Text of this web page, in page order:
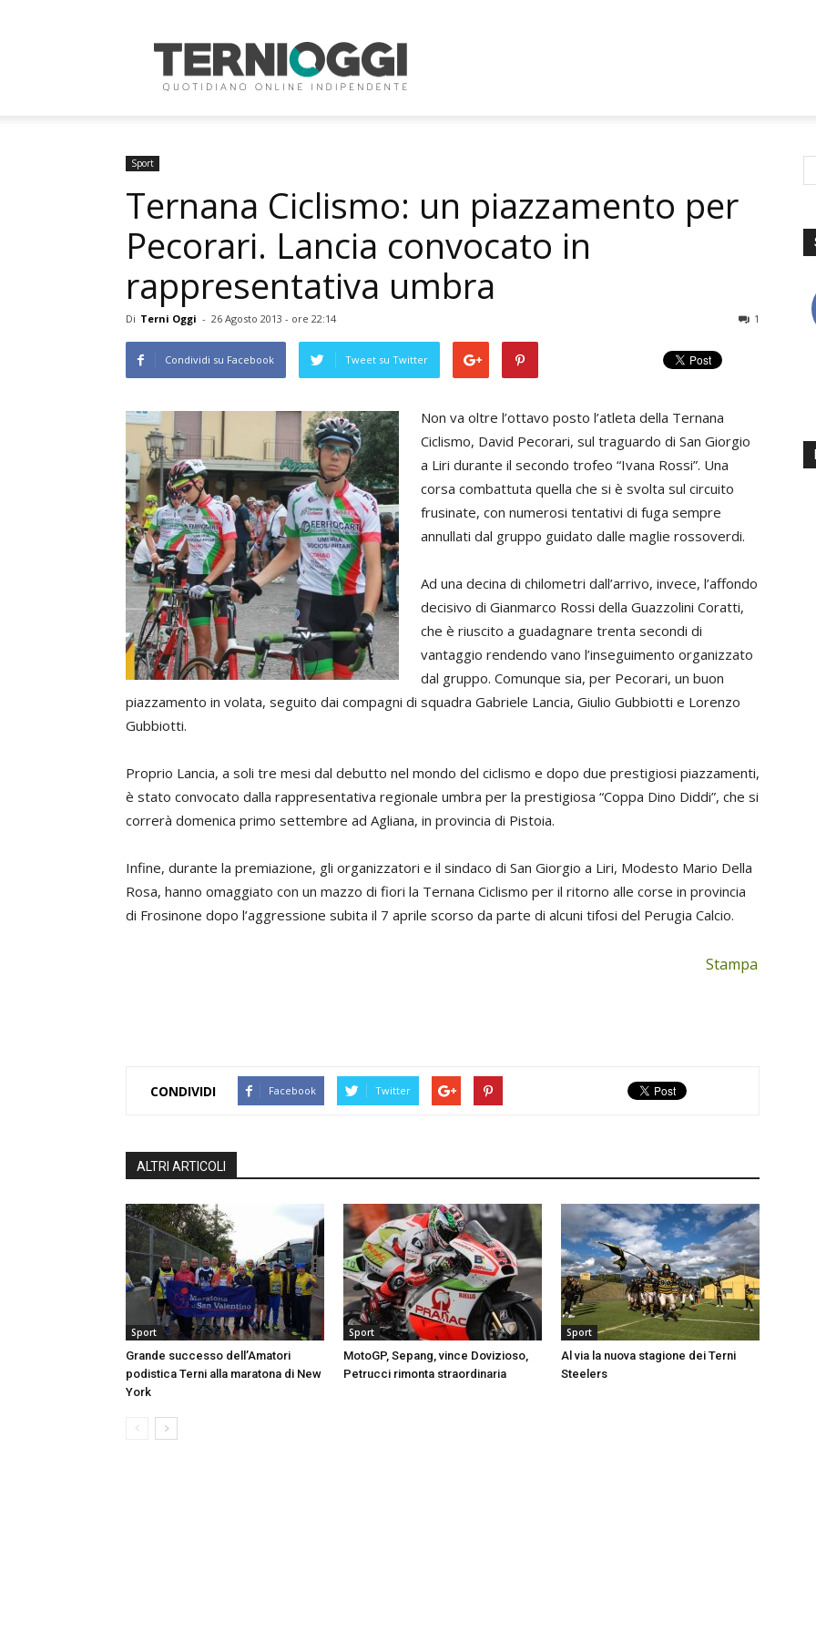
Oggi
Sport
Ternana Ciclismo: un piazzamento per
Pecorari. Lancia convocato in
rappresentativa umbra
Di Terni Oggi - 26 Agosto 2013 - ore 22:14 1
Condividi su Facebook Tweet su Twitter
Non va oltre l’ottavo posto l’atleta della Ternana
Ciclismo, David Pecorari, sul traguardo di San Giorgio
a Liri durante il secondo trofeo “Ivana Rossi”. Una
corsa combattuta quella che si è svolta sul circuito
frusinate, con numerosi tentativi di fuga sempre
annullati dal gruppo guidato dalle maglie rossoverdi.
Ad una decina di chilometri dall’arrivo, invece, l’affondo
decisivo di Gianmarco Rossi della Guazzolini Coratti,
che è riuscito a guadagnare trenta secondi di
vantaggio rendendo vano l’inseguimento organizzato
dal gruppo. Comunque sia, per Pecorari, un buon
piazzamento in volata, seguito dai compagni di squadra Gabriele Lancia, Giulio Gubbiotti e Lorenzo
Gubbiotti.
Proprio Lancia, a soli tre mesi dal debutto nel mondo del ciclismo e dopo due prestigiosi piazzamenti,
è stato convocato dalla rappresentativa regionale umbra per la prestigiosa “Coppa Dino Diddi”, che si
correrà domenica primo settembre ad Agliana, in provincia di Pistoia.
Infine, durante la premiazione, gli organizzatori e il sindaco di San Giorgio a Liri, Modesto Mario Della
Rosa, hanno omaggiato con un mazzo di fiori la Ternana Ciclismo per il ritorno alle corse in provincia
di Frosinone dopo l’aggressione subita il 7 aprile scorso da parte di alcuni tifosi del Perugia Calcio.
Stampa
CONDIVIDI Facebook Twitter
ALTRI ARTICOLI
Sport
Grande successo dell’Amatori
podistica Terni alla maratona di New
York
Sport
MotoGP, Sepang, vince Dovizioso,
Petrucci rimonta straordinaria
Sport
Al via la nuova stagione dei Terni
Steelers